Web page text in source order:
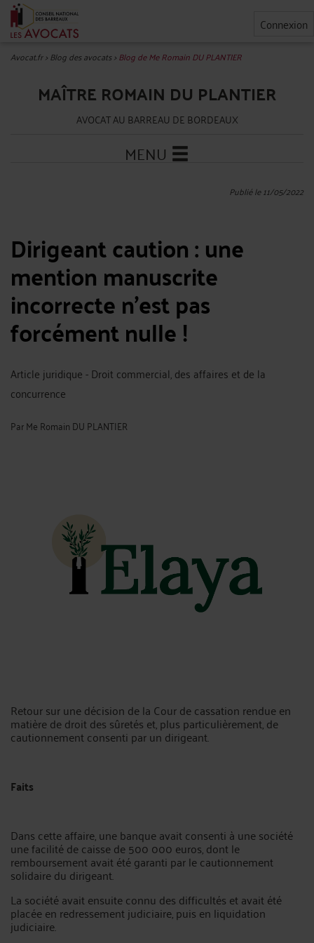
Connexion
Avocat.fr>Blog des avocats>Blog de Me Romain DU PLANTIER
MAÎTRE ROMAIN DU PLANTIER
AVOCAT AU BARREAU DE BORDEAUX
MENU
Publié le 11/05/2022
Dirigeant caution : une
mention manuscrite
incorrecte n’est pas
forcément nulle !
Article juridique - Droit commercial, des affaires et de la
concurrence
ParMe Romain DU PLANTIER
Retour sur une décision de la Cour de cassation rendue en
matière de droit des sûretés et, plus particulièrement, de
cautionnement consenti par un dirigeant.
Faits
Dans cette affaire, une banque avait consenti à une société
une facilité de caisse de 500 000 euros, dont le
remboursement avait été garanti par le cautionnement
solidaire du dirigeant.
La société avait ensuite connu des difficultés et avait été
placée en redressement judiciaire, puis en liquidation
judiciaire.